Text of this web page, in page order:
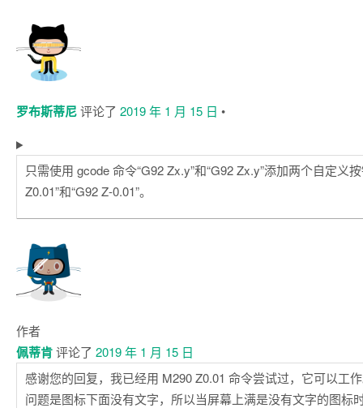
罗布斯蒂尼评论了 2019 年 1 月 15 日 •
只需使用 gcode 命令“G92 Zx.y”和“G92 Zx.y”添加两个自定义
Z0.01”和“G92 Z-0.01”。
作者
佩蒂肯评论了 2019 年 1 月 15 日
感谢您的回复，我已经用 M290 Z0.01 命令尝试过，它可以工
问题是图标下面没有文字，所以当屏幕上满是没有文字的图标